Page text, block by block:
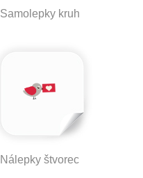
Samolepky kruh
Nálepky štvorec